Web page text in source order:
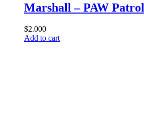
Marshall – PAW Patrol
$2.000
Add to cart